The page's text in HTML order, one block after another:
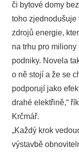
či bytové domy
toho zjednodušuje
zdrojů energie,
na trhu pro
podniky. Novela
o ně stojí a že se
podporují jako
drahé elektřině,“
Krčmář.
„Každý krok
výstavbě